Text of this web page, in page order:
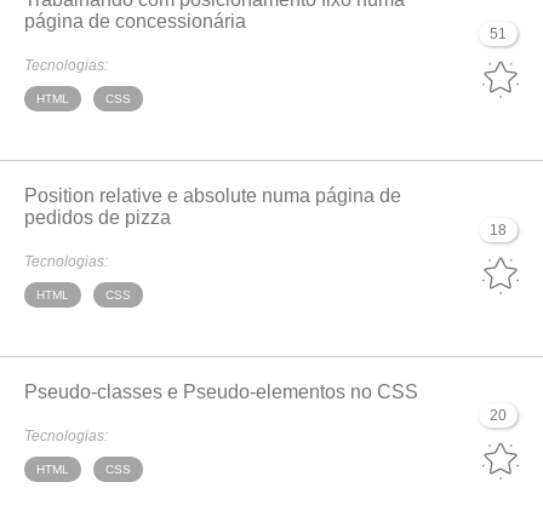
51
página de concessionária
Tecnologias:
HTML CSS
18
Position relative e absolute numa página de
pedidos de pizza
Tecnologias:
HTML CSS
20
Pseudo-classes e Pseudo-elementos no CSS
Tecnologias:
HTML CSS